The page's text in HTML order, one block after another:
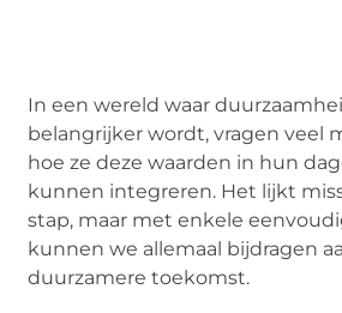
In een wereld waar
belangrijker wordt, vragen veel
hoe ze deze waarden in hun
kunnen integreren. Het lijkt
stap, maar met enkele
kunnen we allemaal bijdragen
duurzamere toekomst.